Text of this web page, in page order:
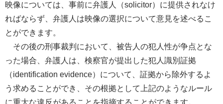
映像については、事前に弁護人（solicitor）に提供されなけ
ればならず、弁護人は映像の選択について意見を述べるこ
とができます。
その後の刑事裁判において、被告人の犯人性が争点とな
った場合、弁護人は、検察官が提出した犯人識別証拠
（identification evidence）について、証拠から除外するよ
う求めることができ、その根拠として上記のようなルール
に重大な違反があることを指摘することができます。